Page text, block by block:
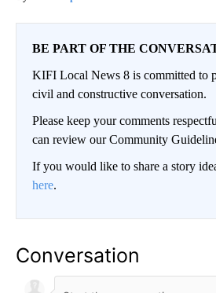
BE PART OF THE
KIFI Local News 8 is committed to
civil and constructive conversation.
Please keep your comments
can review our Community
If you would like to share a story
here.
Conversation